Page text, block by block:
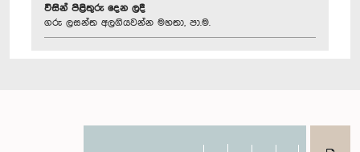
විසින් පිළිතුරු දෙන ලදී
ගරු ලසන්ත අලගියවන්න මහතා, පා.ම.